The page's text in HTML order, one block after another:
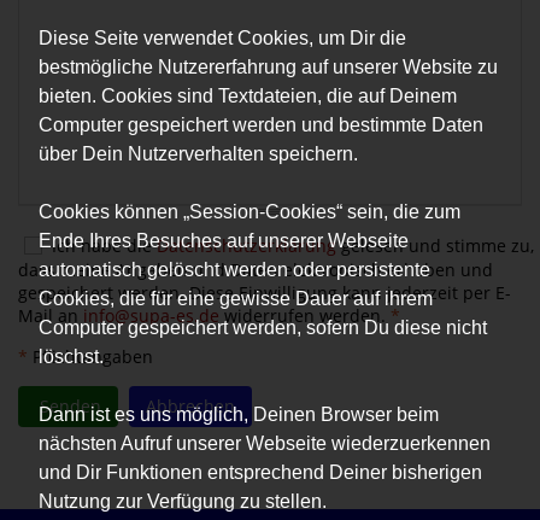
Diese Seite verwendet Cookies, um Dir die
bestmögliche Nutzererfahrung auf unserer Website zu
bieten. Cookies sind Textdateien, die auf Deinem
Computer gespeichert werden und bestimmte Daten
über Dein Nutzerverhalten speichern.
Cookies können „Session-Cookies“ sein, die zum
Ende Ihres Besuches auf unserer Webseite
automatisch gelöscht werden oder persistente
Cookies, die für eine gewisse Dauer auf ihrem
Computer gespeichert werden, sofern Du diese nicht
löschst.
Dann ist es uns möglich, Deinen Browser beim
nächsten Aufruf unserer Webseite wiederzuerkennen
und Dir Funktionen entsprechend Deiner bisherigen
Nutzung zur Verfügung zu stellen.
Ich habe dieDatenschutzerklärunggelesen und stimme zu,
dass meine Angaben und Daten elektronisch erhoben und
gespeichert werden. Diese Einwilligung kann jederzeit per E-
Mail an info@supa-es.dewiderrufen werden. *
* Pflichtangaben
Senden Abbrechen